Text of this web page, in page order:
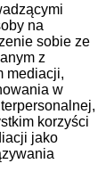
na
sobie ze
z
mediacji,
w
korzyści
jako